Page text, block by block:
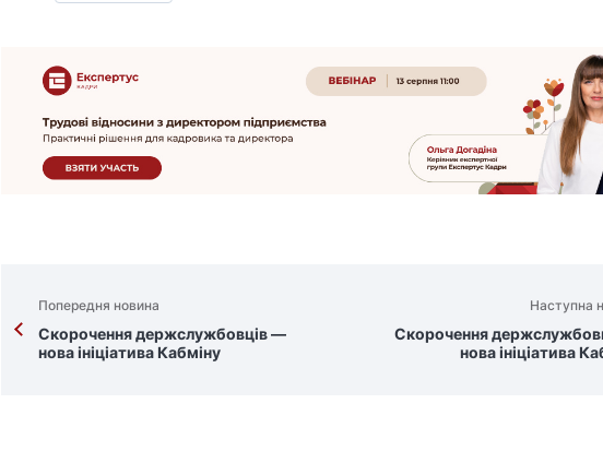
Попередня новина
Скорочення держслужбовців —
нова ініціатива Кабміну
Наступна
Скорочення
нова ініціатива